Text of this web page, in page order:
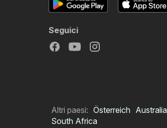
Seguici
Altri paesi: Österreich Australia
South Africa